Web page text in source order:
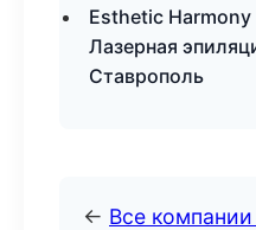
Esthetic
Лазерная
Ставрополь
← Все